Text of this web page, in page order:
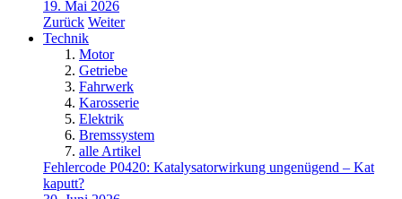
19. Mai 2026
Zurück Weiter
Technik
Motor
Getriebe
Fahrwerk
Karosserie
Elektrik
Bremssystem
alle Artikel
Fehlercode P0420: Katalysatorwirkung ungenügend – Kat
kaputt?